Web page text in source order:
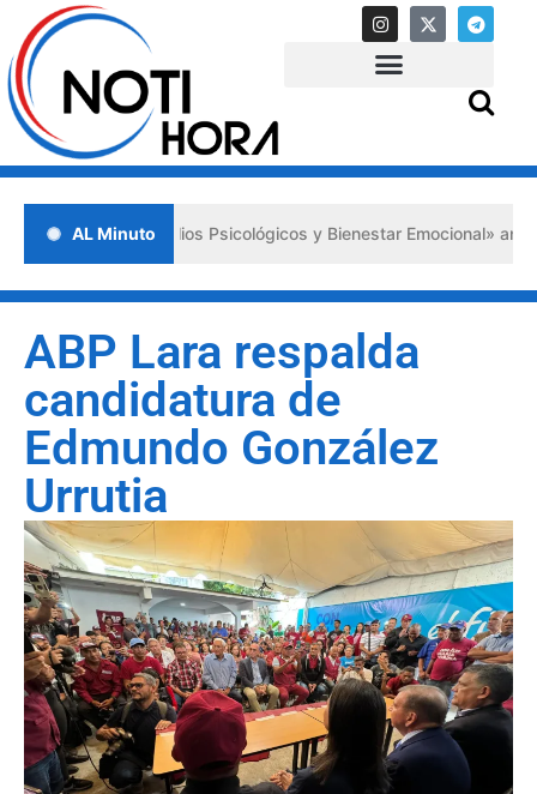
AL Minuto
Auxilios Psicológicos y Bienestar Emocional» ante
ABP Lara respalda
candidatura de
Edmundo González
Urrutia